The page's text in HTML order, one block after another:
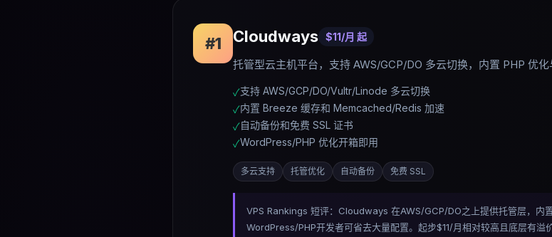
#1 Cloudways $11/月 起
托管型云主机平台，支持 AWS/GCP/DO 多云切换，内置 PHP 优化
✓支持 AWS/GCP/DO/Vultr/Linode 多云切换
✓内置 Breeze 缓存和 Memcached/Redis 加速
✓自动备份和免费 SSL 证书
✓WordPress/PHP 优化开箱即用
多云支持 托管优化 自动备份 免费 SSL
VPS Rankings 短评：Cloudways 在AWS/GCP/DO之上提供托管层，内
WordPress/PHP开发者可省去大量配置。起步$11/月相对较高且底层有